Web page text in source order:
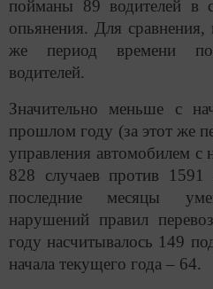
пойманы 89 водителей в
опьянения. Для
же период времени
водителей.
Значительно меньше с
прошлом году (за этот же
управления автомобилем с
828 случаев против
последние месяцы
нарушений правил
году насчитывалось 149
начала текущего года – 64.